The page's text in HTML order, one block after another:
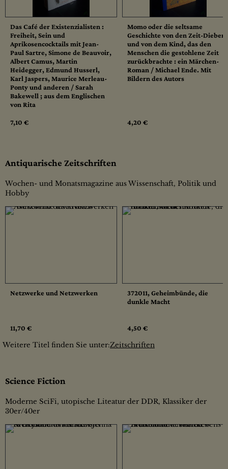
Das Café der Existenzialisten :
Freiheit, Sein und
Aprikosencocktails mit Jean-
Paul Sartre, Simone de Beauvoir,
Albert Camus, Martin
Heidegger, Edmund Husserl,
Karl Jaspers, Maurice Merleau-
Ponty und anderen / Sarah
Bakewell ; aus dem Englischen
von Rita
7,10 €
Momo oder die seltsame
Geschichte von den Zeit-Dieben
und von dem Kind, das den
Menschen die gestohlene Zeit
zurückbrachte : ein Märchen-
Roman / Michael Ende. Mit
Bildern des Autors
4,20 €
Antiquarische Zeitschriften
Wochen- und Monatsmagazine aus Wissenschaft, Politik und
Hobby
Netzwerke und Netzwerken
11,70 €
372011, Geheimbünde, die
dunkle Macht
4,50 €
Weitere Titel finden Sie unter:Zeitschriften
Science Fiction
Moderne SciFi, utopische Liteatur der DDR, Klassiker der
30er/40er